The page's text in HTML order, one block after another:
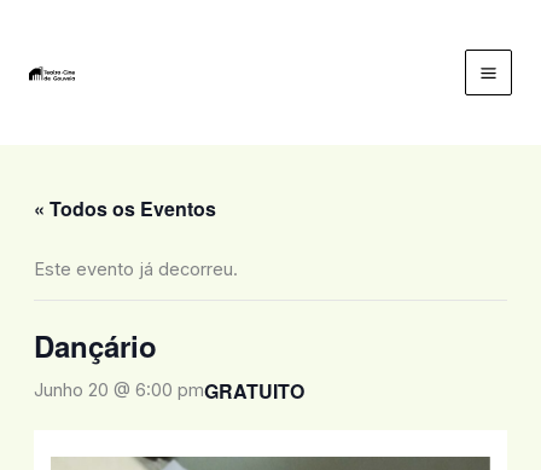
content
Main
« Todos os Eventos
Este evento já decorreu.
Dançário
Junho 20 @ 6:00 pmGRATUITO